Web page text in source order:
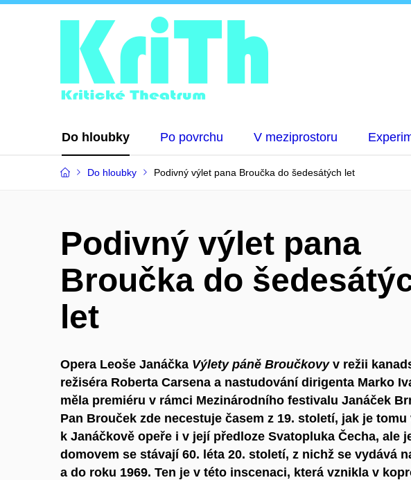
Do hloubky Po povrchu V meziprostoru
Do hloubky Podivný výlet pana Broučka do šedesátých let
Podivný výlet pana
Broučka do
let
Opera Leoše Janáčka Výlety páně Broučkovyv režii
režiséra Roberta Carsena a nastudování dirigenta Marko
měla premiéru v rámci Mezinárodního festivalu Janáček
Pan Brouček zde necestuje časem z 19. století, jak je
k Janáčkově opeře i v její předloze Svatopluka Čecha, ale
domovem se stávají 60. léta 20. století, z nichž se vydává
a do roku 1969. Ten je v této inscenaci, která vznikla v